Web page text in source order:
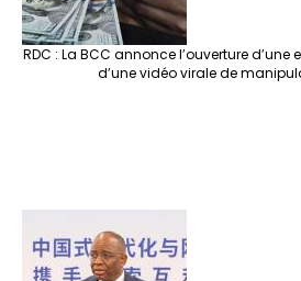
RDC : La BCC annonce l’ouverture
d’une vidéo virale de